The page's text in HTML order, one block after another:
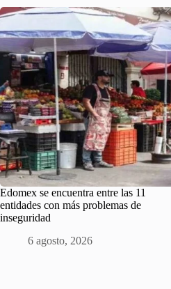
Edomex se encuentra entre las 11
entidades con más problemas de
inseguridad
6 agosto, 2026